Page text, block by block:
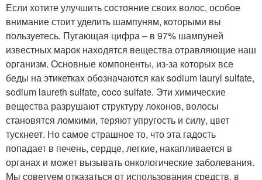
Если хотите улучшить состояние своих волос, особое
внимание стоит уделить шампуням, которыми вы
пользуетесь. Пугающая цифра – в 97% шампуней
известных марок находятся вещества отравляющие наш
организм. Основные компоненты, из-за которых все
беды на этикетках обозначаются как sodium lauryl sulfate,
sodium laureth sulfate, coco sulfate. Эти химические
вещества разрушают структуру локонов, волосы
становятся ломкими, теряют упругость и силу, цвет
тускнеет. Но самое страшное то, что эта гадость
попадает в печень, сердце, легкие, накапливается в
органах и может вызывать онкологические заболевания.
Мы советуем отказаться от использования средств, в